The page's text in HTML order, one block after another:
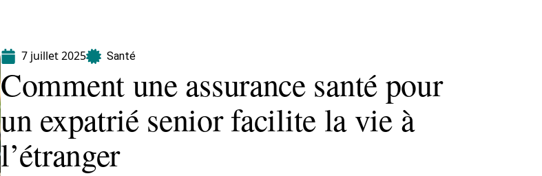
7 juillet 2025 Santé
Comment une assurance santé pour
un expatrié senior facilite la vie à
l’étranger